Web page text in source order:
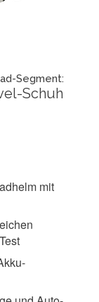
Segment:
Schuh
mit